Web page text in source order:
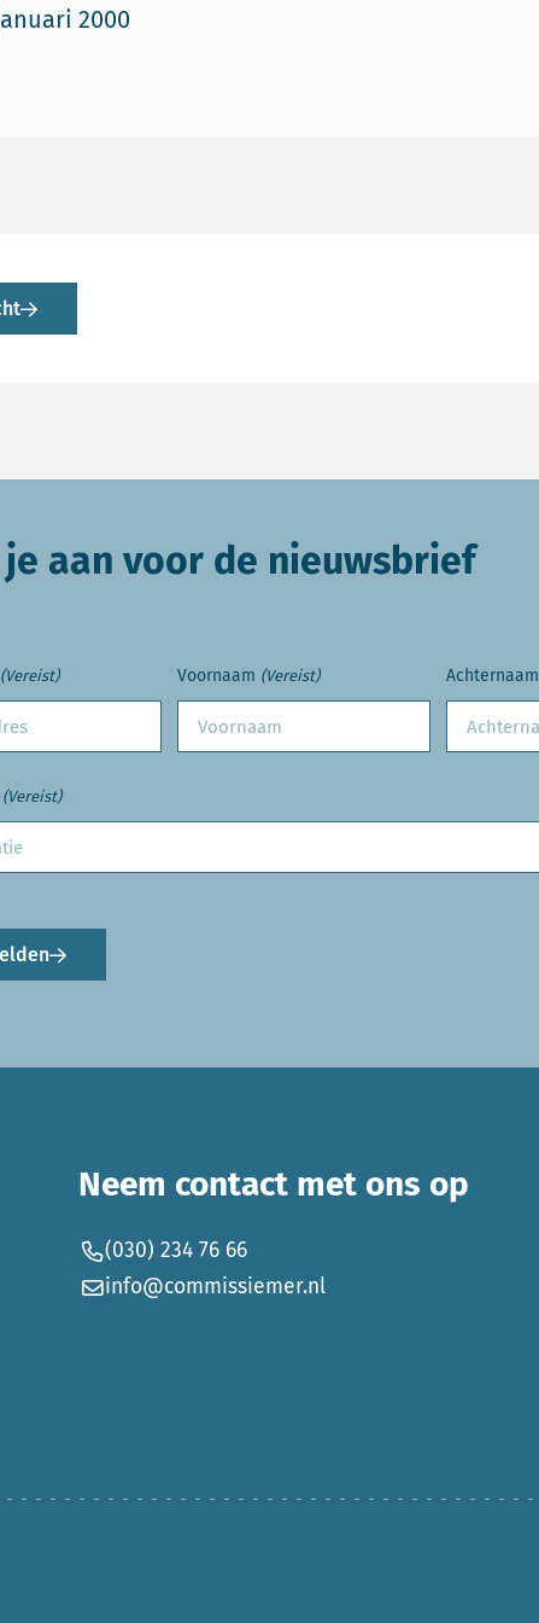
2000
aan voor de nieuwsbrief
(Vereist) Voornaam (Vereist) Achternaam
(Vereist)
Neem contact met ons op
(030) 234 76 66
info@commissiemer.nl